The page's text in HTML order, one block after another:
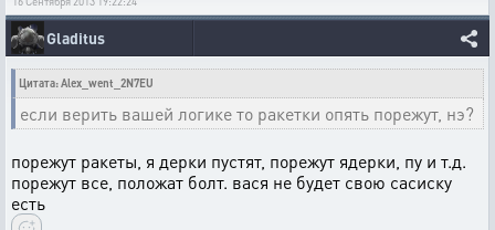
Gladitus
Цитата: Alex_went_2N7EU
если верить вашей логике то ракетки опять порежут, нэ?
порежут ракеты, я дерки пустят, порежут ядерки, пу и т.д.
порежут все, положат болт. вася не будет свою сасиску
есть